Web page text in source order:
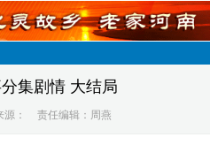
集剧情 大结局
源： 责任编辑：周燕